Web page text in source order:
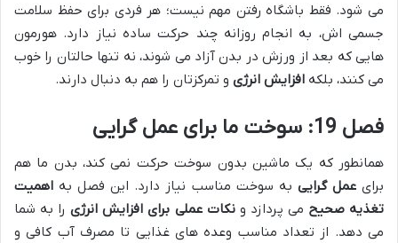
می شود. فقط باشگاه رفتن مهم نیست؛ هر فردی برای حفظ سلامت
جسمی اش، به انجام روزانه چند حرکت ساده نیاز دارد. هورمون
هایی که بعد از ورزش در بدن آزاد می شوند، نه تنها حالتان را خوب
می کنند، بلکه افزایش انرژی و تمرکزتان را هم به دنبال دارند.
فصل 19: سوخت ما برای عمل گرایی
همانطور که یک ماشین بدون سوخت حرکت نمی کند، بدن ما هم
برایعمل گرایی به سوخت مناسب نیاز دارد. این فصل به اهمیت
تغذیه صحیح می پردازد ونکات عملی برای افزایش انرژیرا به شما
می دهد. از تعداد مناسب وعده های غذایی تا مصرف آب کافی و